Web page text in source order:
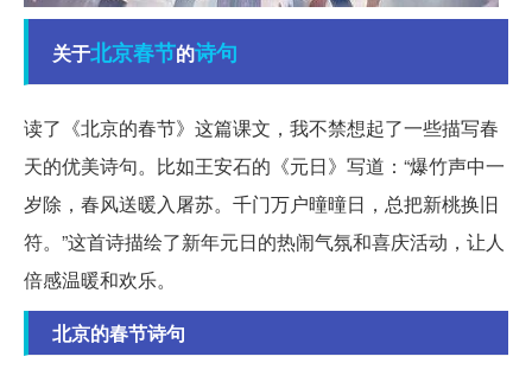
关于北京春节的诗句
读了《北京的春节》这篇课文，我不禁想起了一些描写春
天的优美诗句。比如王安石的《元日》写道：“爆竹声中一
岁除，春风送暖入屠苏。千门万户曈曈日，总把新桃换旧
符。”这首诗描绘了新年元日的热闹气氛和喜庆活动，让人
倍感温暖和欢乐。
北京的春节诗句